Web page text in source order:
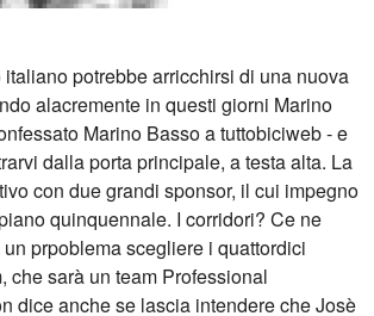
potrebbe arricchirsi di una nuova
alacremente in questi giorni Marino
Marino Basso a tuttobiciweb - e
dalla porta principale, a testa alta. La
con due grandi sponsor, il cui impegno
quinquennale. I corridori? Ce ne
prpoblema scegliere i quattordici
che sarà un team Professional
dice anche se lascia intendere che Josè